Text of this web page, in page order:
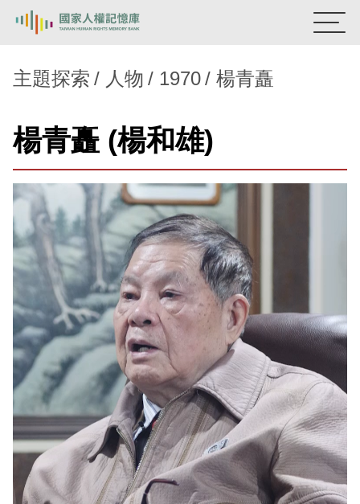
新生訓導處
蛋殼畫 送物單
主題探索
背景知識
關於我們
意見信箱
主題探索 人物 1970 楊青矗
楊青矗 (楊和雄)